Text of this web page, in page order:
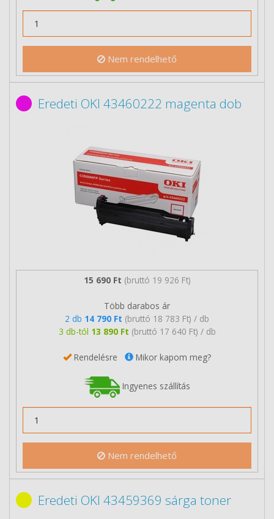
Nem rendelhető
Eredeti OKI 43460222 magenta dob
15 690 Ft (bruttó 19 926 Ft)
Több darabos ár
2 db 14 790 Ft (bruttó 18 783 Ft) / db
3 db-tól 13 890 Ft (bruttó 17 640 Ft) / db
Rendelésre Mikor kapom meg?
Ingyenes szállítás
Nem rendelhető
Eredeti OKI 43459369 sárga toner